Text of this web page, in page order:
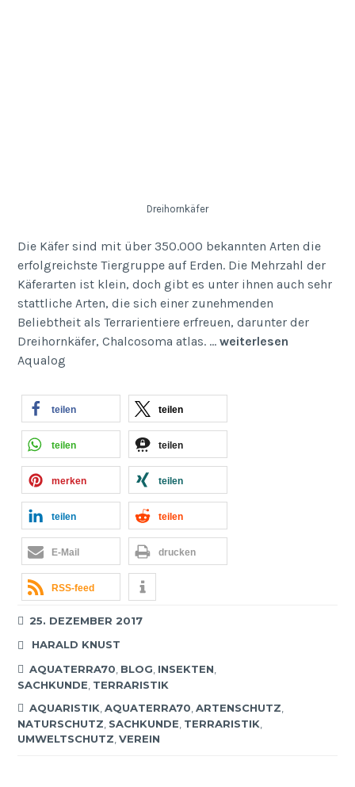
Dreihornkäfer
Die Käfer sind mit über 350.000 bekannten Arten die
erfolgreichste Tiergruppe auf Erden. Die Mehrzahl der
Käferarten ist klein, doch gibt es unter ihnen auch sehr
stattliche Arten, die sich einer zunehmenden
Beliebtheit als Terrarientiere erfreuen, darunter der
Dreihornkäfer, Chalcosoma atlas. …weiterlesen
Aqualog
teilen teilen
teilen teilen
merken teilen
teilen teilen
E-Mail drucken
RSS-feed
25. DEZEMBER 2017
HARALD KNUST
AQUATERRA70 BLOG INSEKTEN
SACHKUNDE TERRARISTIK
AQUARISTIK,AQUATERRA70,ARTENSCHUTZ,
NATURSCHUTZ, SACHKUNDE, TERRARISTIK,
UMWELTSCHUTZ,VEREIN